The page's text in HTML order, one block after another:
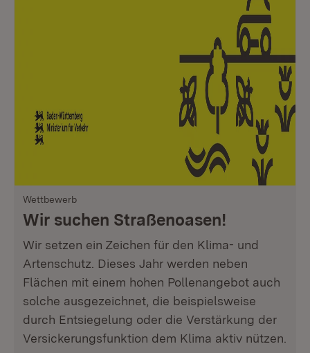
Wettbewerb
Wir suchen Straßenoasen!
Wir setzen ein Zeichen für den Klima- und
Artenschutz. Dieses Jahr werden neben
Flächen mit einem hohen Pollenangebot auch
solche ausgezeichnet, die beispielsweise
durch Entsiegelung oder die Verstärkung der
Versickerungsfunktion dem Klima aktiv nützen.